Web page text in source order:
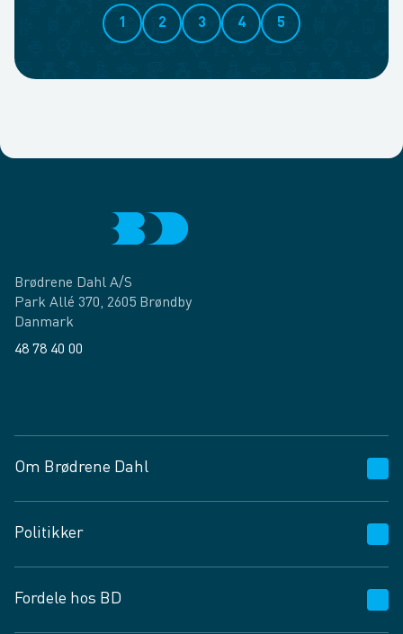
1 2 3 4 5
Brødrene Dahl A/S
Park Allé 370, 2605 Brøndby
Danmark
48 78 40 00
Om Brødrene Dahl
Vagttelefon 30 10 89 89
Spørgsmål og svar
Job og karriere
Politikker
Privatlivspolitik
Fordele hos BD